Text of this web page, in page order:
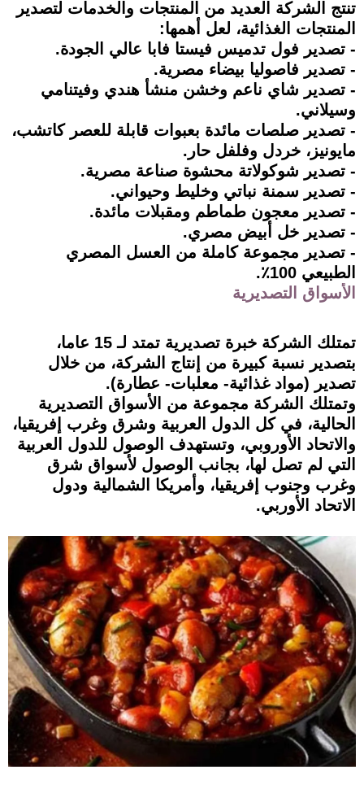
تنتج الشركة العديد من المنتجات والخدمات لتصدير
المنتجات الغذائية، لعل أهمها:
- تصدير فول تدميس فيستا فابا عالي الجودة.
- تصدير فاصوليا بيضاء مصرية.
- تصدير شاي ناعم وخشن منشأ هندي وفيتنامي
وسيلاني.
- تصدير صلصات مائدة بعبوات قابلة للعصر كاتشب،
مايونيز، خردل وفلفل حار.
- تصدير شوكولاتة محشوة صناعة مصرية.
- تصدير سمنة نباتي وخليط وحيواني.
- تصدير معجون طماطم ومقبلات مائدة.
- تصدير خل أبيض مصري.
- تصدير مجموعة كاملة من العسل المصري
الطبيعي 100٪.
الأسواق التصديرية
تمتلك الشركة خبرة تصديرية تمتد لـ 15 عاما،
بتصدير نسبة كبيرة من إنتاج الشركة، من خلال
تصدير (مواد غذائية- معلبات- عطارة).
وتمتلك الشركة مجموعة من الأسواق التصديرية
الحالية، في كل الدول العربية وشرق وغرب إفريقيا،
والاتحاد الأوروبي، وتستهدف الوصول للدول العربية
التي لم تصل لها، بجانب الوصول لأسواق شرق
وغرب وجنوب إفريقيا، وأمريكا الشمالية ودول
الاتحاد الأوربي.